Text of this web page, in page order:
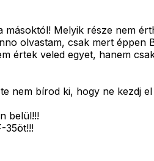
Melyik része nem
olvastam, csak mert éppen
veled egyet, hanem
nem bírod ki, hogy ne kezdj
belül!!!
35öt!!!